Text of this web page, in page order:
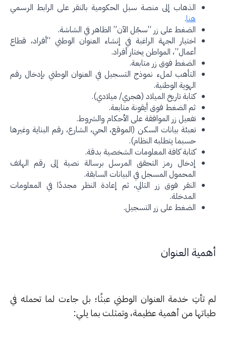
الذهاب إلى منصة سبل الحكومية بالنقر على الرابط الرسمي
الضغط على زر “سجّل الآن” الظاهر في الشاشة.
اختيار الجهة الراغبة في إنشاء العنوان الوطني “أفراد، قطاع
أعمال”، المواطن يختار أفراد.
الضغط فوق زر متابعة.
التأهب لملء نموذج التسجيل في العنوان الوطني بإدخال رقم
الهوية الوطنية.
كتابة تاريخ الميلاد (هجري/ ميلادي).
ثم الضغط فوق أيقونة متابعة.
تفعيل زر الموافقة على الأحكام والشروط.
تعبئة بيانات السكن (الموقع، الحي، الشارع، رقم البناية وغيرها
حسبما يتطلبه النظام).
كتابة كافة المعلومات الشخصية بدقة.
إدخال رمز التحقق المرسل برسالة نصية إلى رقم الهاتف
المحمول المسجل في البيانات السابقة.
النقر فوق زر التالي، ثم إعادة النظر مجددًا في المعلومات
المدخلة.
الضغط على زر التسجيل.
العنوان
تأتِ خدمة العنوان الوطني عبثًا؛ بل جاءت لما تحمله في
من أهمية عظيمة، وتمثلت بما يلي: